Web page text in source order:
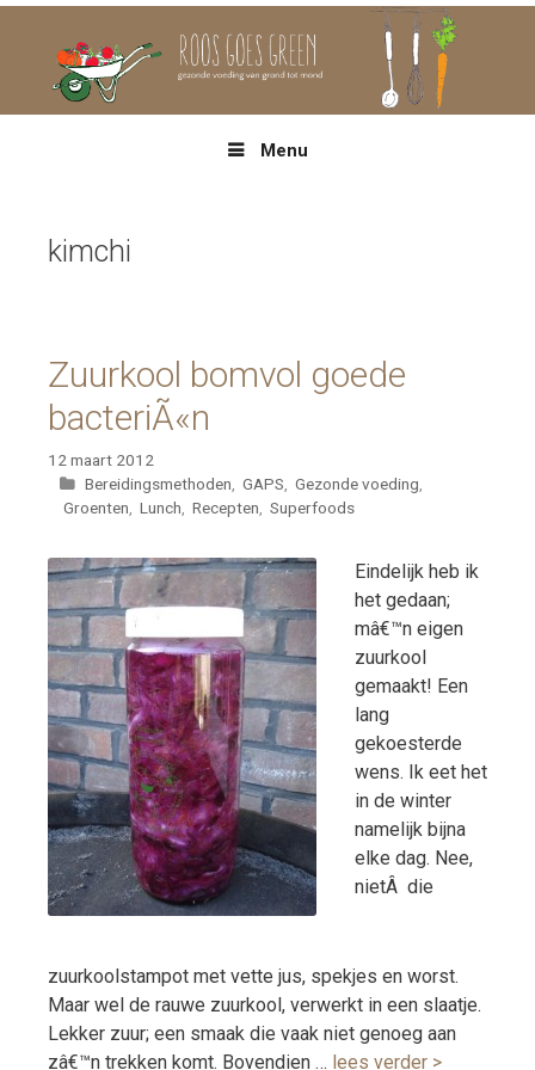
Menu
kimchi
Zuurkool bomvol goede
bacteriÃ«n
12 maart 2012
Categorieën
Bereidingsmethoden, GAPS, Gezonde voeding,
Groenten, Lunch, Recepten, Superfoods
Eindelijk heb ik
het gedaan;
mâ€™n eigen
zuurkool
gemaakt! Een
lang
gekoesterde
wens. Ik eet het
in de winter
namelijk bijna
elke dag. Nee,
nietÂ die
zuurkoolstampot met vette jus, spekjes en worst.
Maar wel de rauwe zuurkool, verwerkt in een slaatje.
Lekker zuur; een smaak die vaak niet genoeg aan
zâ€™n trekken komt. Bovendien … lees verder >